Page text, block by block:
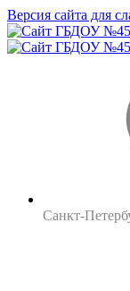
Версия сайта для
Санкт-